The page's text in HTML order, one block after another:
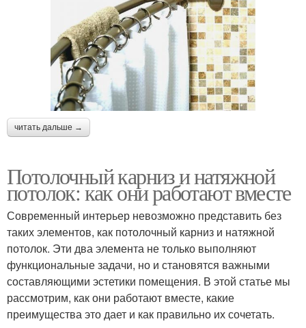
читать дальше →
Потолочный карниз и натяжной
потолок: как они работают вместе
Современный интерьер невозможно представить без
таких элементов, как потолочный карниз и натяжной
потолок. Эти два элемента не только выполняют
функциональные задачи, но и становятся важными
составляющими эстетики помещения. В этой статье мы
рассмотрим, как они работают вместе, какие
преимущества это дает и как правильно их сочетать.